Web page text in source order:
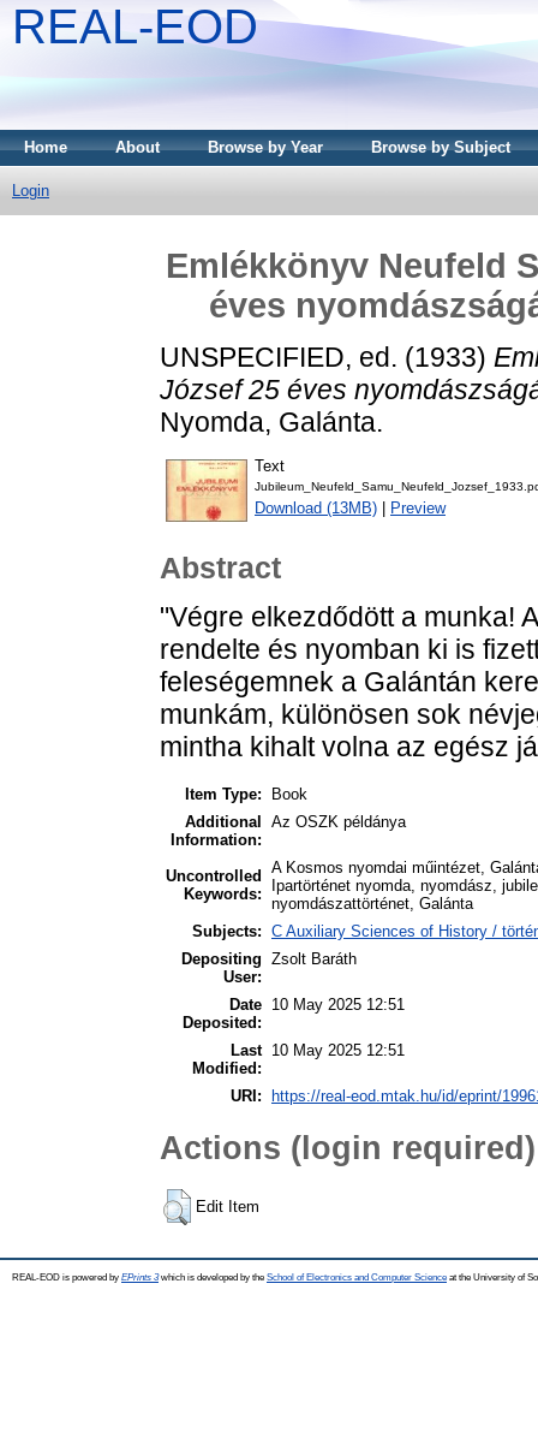
REAL-EOD
Home About Browse by Year Browse by Subject
Login
Emlékkönyv Neufeld
éves
UNSPECIFIED, ed. (1933)
József 25 éves
Nyomda, Galánta.
Text
Download (13MB) Preview
Abstract
"Végre elkezdődött a munka!
rendelte és nyomban ki is
feleségemnek a Galántán
munkám, különösen sok
mintha kihalt volna az egész
Item Type:
Book
Additional
Information:
Az OSZK példánya
Uncontrolled
Keywords:
A Kosmos nyomdai műintézet,
Ipartörténet nyomda, nyomdász,
nyomdászattörténet, Galánta
Subjects: C Auxiliary Sciences of History /
Depositing
User:
Zsolt Baráth
Date
Deposited:
10 May 2025 12:51
Last
Modified:
10 May 2025 12:51
URI: https://real-eod.mtak.hu/id/eprint/
Actions (login required)
Edit Item
REAL-EOD is powered by EPrints 3which is developed by the School of Electronics and Computer Science at the University of